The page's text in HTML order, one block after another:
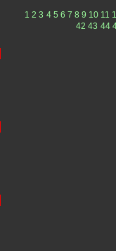
1 2 3 4 5 6 7 8 9 10 11
42 43 44